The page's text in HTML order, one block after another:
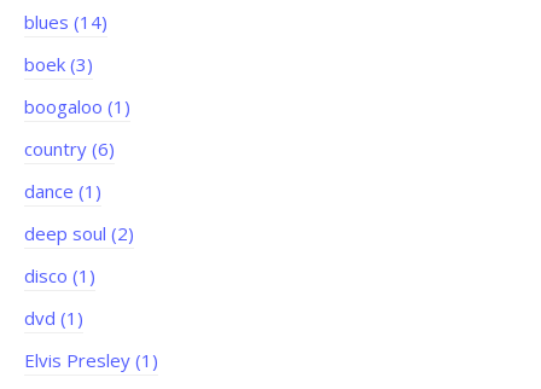
blues (14)
boek (3)
boogaloo (1)
country (6)
dance (1)
deep soul (2)
disco (1)
dvd (1)
Elvis Presley (1)